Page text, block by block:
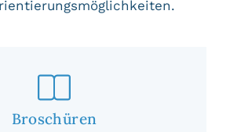
Broschüren